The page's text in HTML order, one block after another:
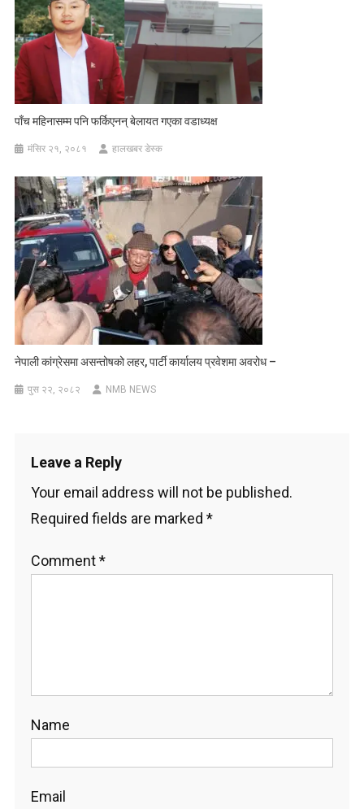
पाँच महिनासम्म पनि फर्किएनन् बेलायत गएका वडाध्यक्ष
मंसिर २१, २०८१ हालखबर डेस्क
नेपाली कांग्रेसमा असन्तोषको लहर, पार्टी कार्यालय प्रवेशमा अवरोध –
पुस २२, २०८२ NMB NEWS
Leave a Reply
Your email address will not be published.
Required fields are marked *
Comment*
Name
Email